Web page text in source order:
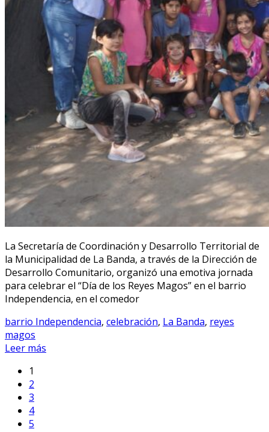
La Secretaría de Coordinación y Desarrollo Territorial de
la Municipalidad de La Banda, a través de la Dirección de
Desarrollo Comunitario, organizó una emotiva jornada
para celebrar el “Día de los Reyes Magos” en el barrio
Independencia, en el comedor
barrio Independencia, celebración, La Banda, reyes
magos
Leer más
1
2
3
4
5